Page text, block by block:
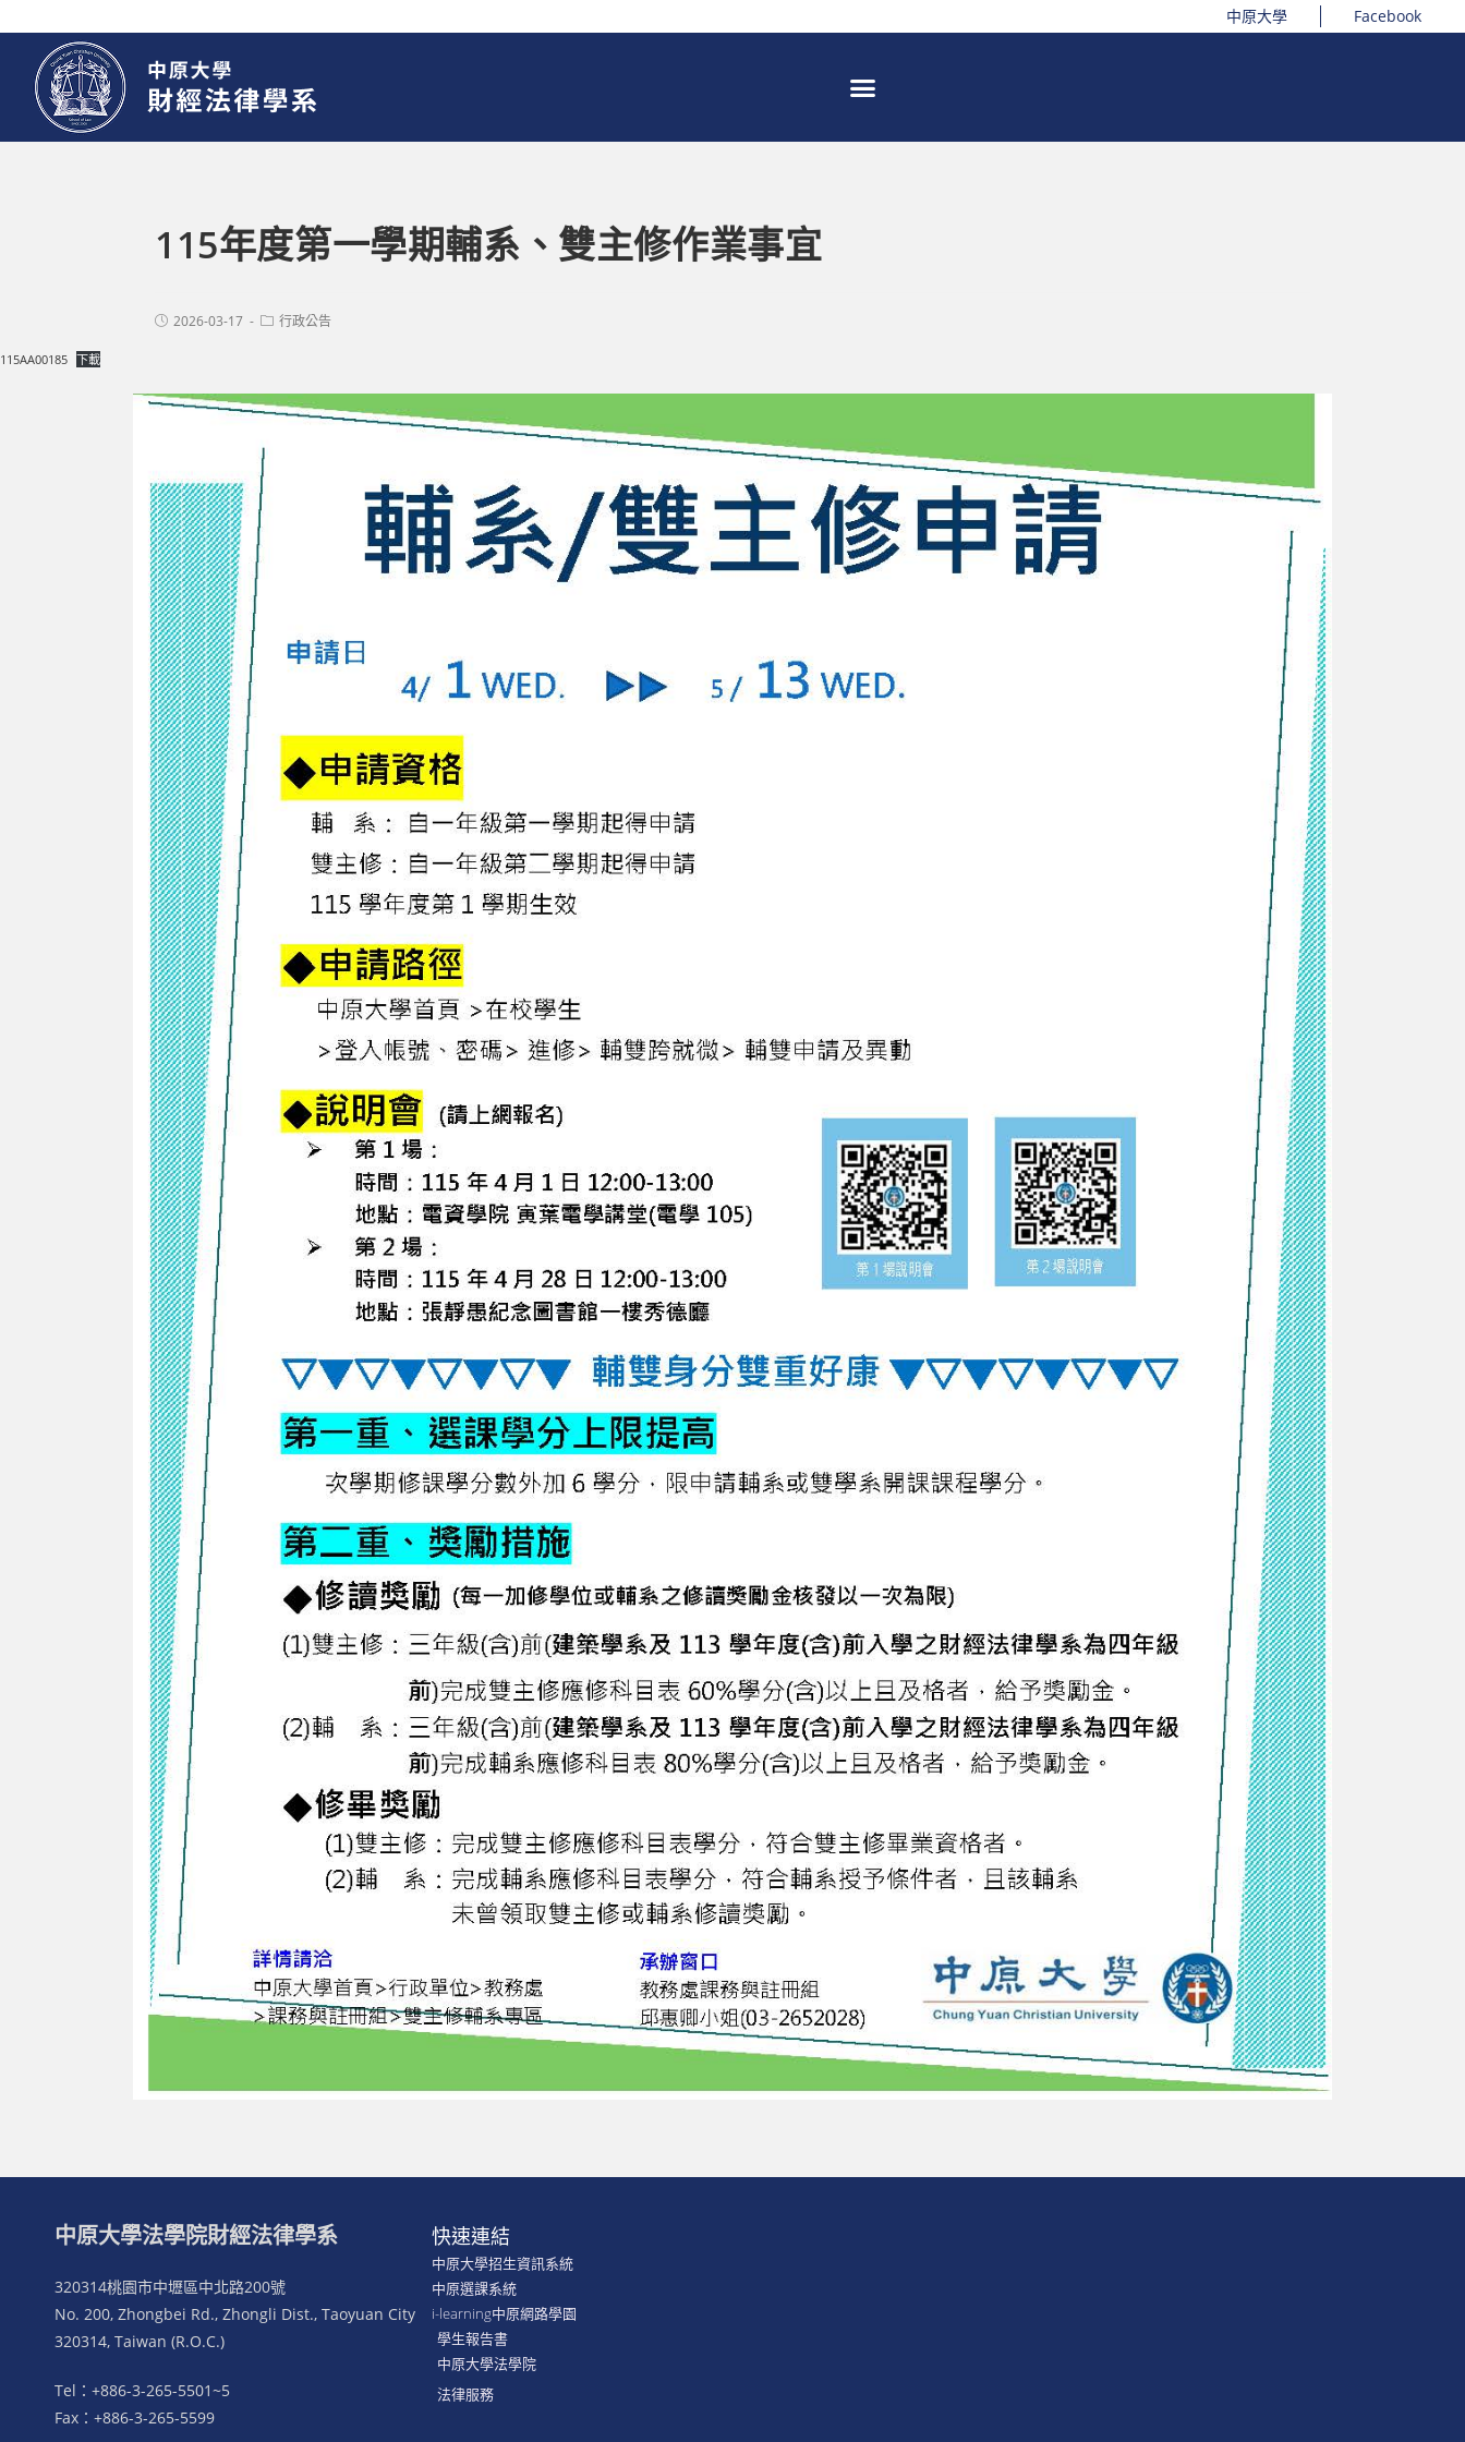
中原大學 Facebook
115年度第一學期輔系、雙主修作業事宜
2026-03-17 行政公告
115AA00185 下載
中原大學法學院財經法律學系
320314桃園市中壢區中北路200號
No. 200, Zhongbei Rd., Zhongli Dist., Taoyuan City
320314, Taiwan (R.O.C.)
Tel：+886-3-265-5501~5
Fax：+886-3-265-5599
快速連結
中原大學招生資訊系統
中原選課系統
i-learning中原網路學園
學生報告書
中原大學法學院
法律服務